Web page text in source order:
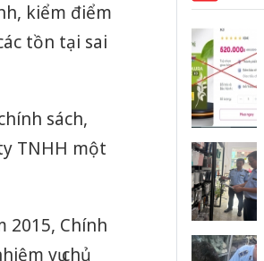
kiểm điểm
tồn tại sai
sách,
TNHH một
2015, Chính
vụ chủ
Cà Mau: Tiêu hủy
công khai hàng ngàn
kinh doanh
Công an Thanh Hóa
Thanh Hóa: Tìm bị